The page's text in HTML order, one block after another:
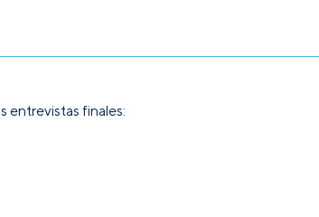
entrevistas finales: